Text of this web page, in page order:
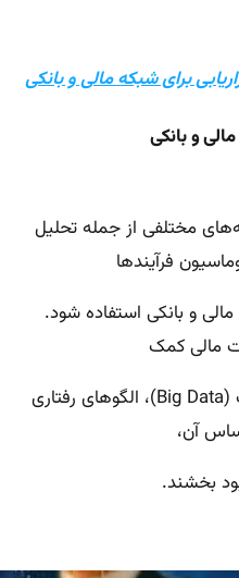
و بانکی
مختلفی از جمله تحلیل
فرآیندها
و بانکی استفاده شود.
مالی کمک
می‌کند تا با تحلیل داده‌های بزرگ (Big Data)، الگوهای رفتاری
آن،
بخشند.